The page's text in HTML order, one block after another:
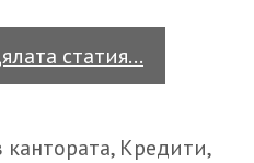
статия…
в
кантората, Кредити,